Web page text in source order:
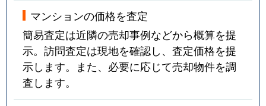
マンションの価格を査定
簡易査定は近隣の売却事例などから概算を提
示。訪問査定は現地を確認し、査定価格を提
示します。また、必要に応じて売却物件を調
査します。